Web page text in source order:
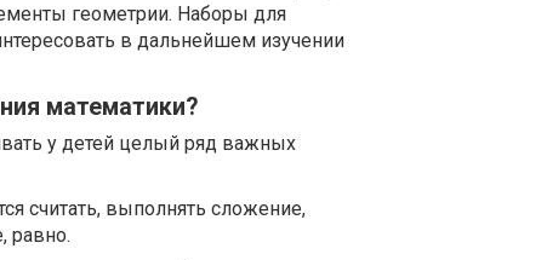
геометрии. Наборы для
в дальнейшем изучении
математики?
у детей целый ряд важных
считать, выполнять сложение,
равно.